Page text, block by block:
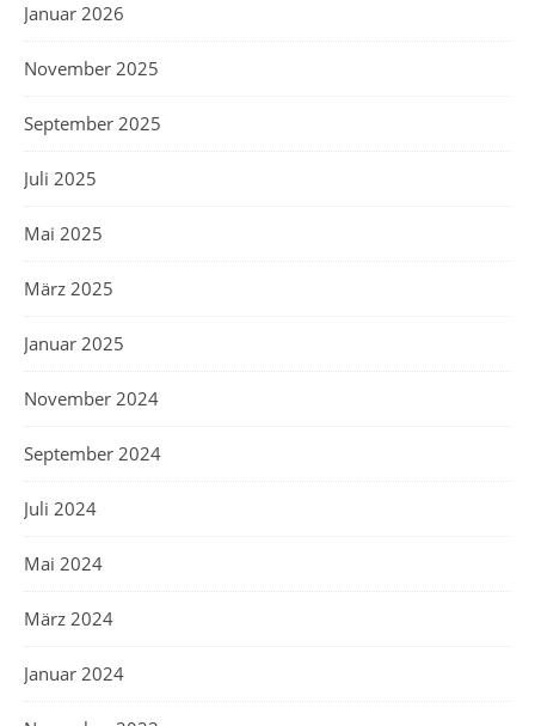
Januar 2026
November 2025
September 2025
Juli 2025
Mai 2025
März 2025
Januar 2025
November 2024
September 2024
Juli 2024
Mai 2024
März 2024
Januar 2024